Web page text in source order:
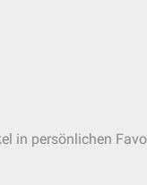
in persönlichen